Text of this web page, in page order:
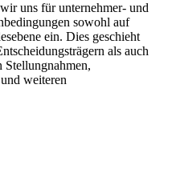
uns für unternehmer- und
sowohl auf
ein. Dies geschieht
als auch
weiteren